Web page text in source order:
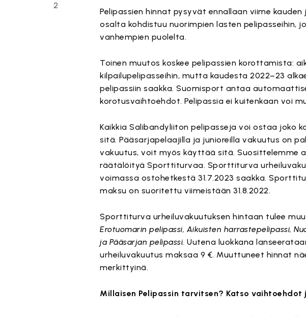
2
Pelipassien hinnat pysyvät ennallaan viime
osalta kohdistuu nuorimpien lasten pelipasseihin,
vanhempien puolelta.
Toinen muutos koskee pelipassien korottamista:
kilpailupelipasseihin, mutta kaudesta 2022–23
pelipassiin saakka. Suomisport antaa
korotusvaihtoehdot. Pelipassia ei kuitenkaan voi
Kaikkia Salibandyliiton pelipasseja voi ostaa joko
sitä. Pääsarjapelaajilla ja junioreilla vakuutus on
vakuutus, voit myös käyttää sitä. Suosittelemme
räätälöityä Sporttiturvaa. Sporttiturva
voimassa ostohetkestä 31.7.2023 saakka.
maksu on suoritettu viimeistään 31.8.2022.
Sporttiturva urheiluvakuutuksen hintaan tulee
Erotuomarin pelipassi, Aikuisten harrastepelipassi,
ja Pääsarjan pelipassi. Uutena luokkana
urheiluvakuutus maksaa 9 €. Muuttuneet hinnat
merkittyinä.
Millaisen Pelipassin tarvitsen? Katso